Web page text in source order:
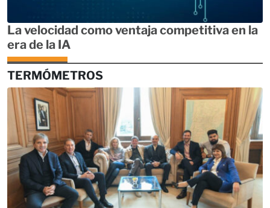
La velocidad como ventaja competitiva en la
era de la IA
TERMÓMETROS